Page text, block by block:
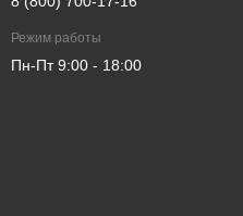
Режим работы
Пн-Пт 9:00 - 18:00